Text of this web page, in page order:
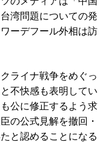
湾問題についての発
ーデフール外相は訪
ライナ戦争をめぐっ
不快感も表明してい
公に修正するよう求
の公式見解を撤回・
と認めることになる